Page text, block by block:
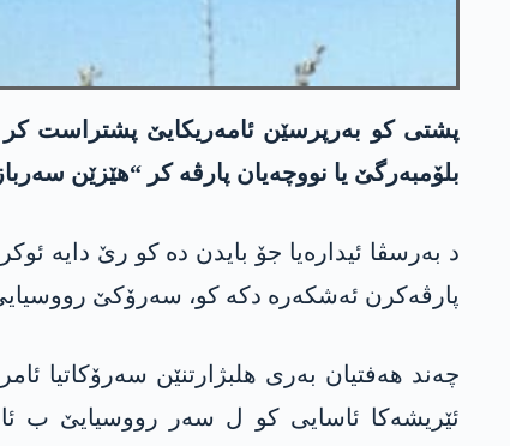
بلۆمبەرگێ یا نووچەیان پارڤە کر “ھێزێن
د بەرسڤا ئیدارەیا جۆ بایدن دە کو رێ دایە
پارڤەکرن ئەشکەرە دکە کو، سەرۆکێ رووسیایێ ڤلادیمێر پوتین ئیرۆ (سێشەم، 19/
چەند ھەفتیان بەری ھلبژارتنێن سەرۆکاتیا
ئێریشەکا ئاسایی کو ل سەر رووسیایێ ب